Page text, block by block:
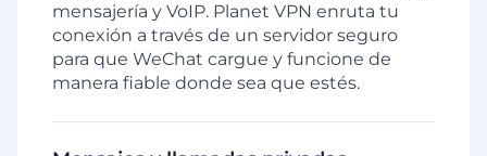
mensajería y VoIP. Planet VPN enruta tu
conexión a través de un servidor seguro
para que WeChat cargue y funcione de
manera fiable donde sea que estés.